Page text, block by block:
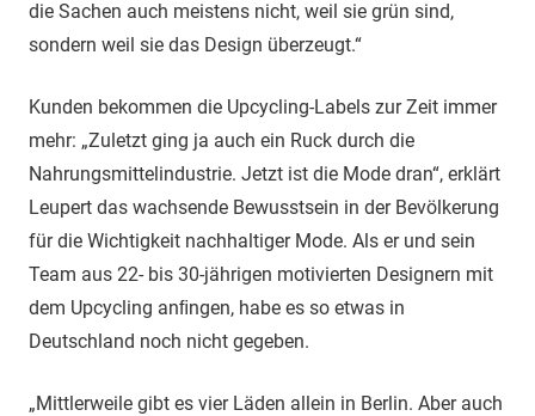
die Sachen auch meistens nicht, weil sie grün sind,
sondern weil sie das Design überzeugt.“
Kunden bekommen die Upcycling-Labels zur Zeit immer
mehr: „Zuletzt ging ja auch ein Ruck durch die
Nahrungsmittelindustrie. Jetzt ist die Mode dran“, erklärt
Leupert das wachsende Bewusstsein in der Bevölkerung
für die Wichtigkeit nachhaltiger Mode. Als er und sein
Team aus 22- bis 30-jährigen motivierten Designern mit
dem Upcycling anﬁngen, habe es so etwas in
Deutschland noch nicht gegeben.
„Mittlerweile gibt es vier Läden allein in Berlin. Aber auch